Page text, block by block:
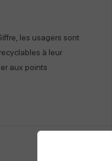
les usagers sont
à leur
aux points